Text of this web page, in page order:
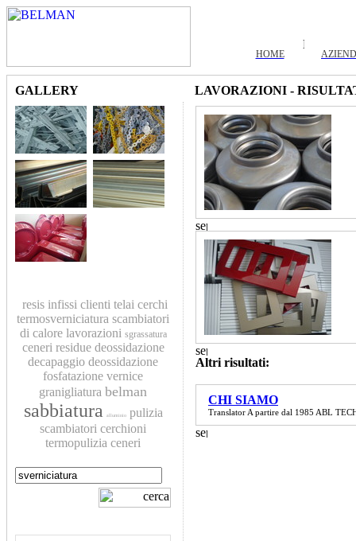
HOME
GALLERY LAVORAZIONI -
resis infissi clienti telai cerchi
termosverniciatura scambiatori
di calore lavorazioni sgrassatura
ceneri residue deossidazione
decapaggio deossidazione
fosfatazione vernice
granigliatura belman
sabbiatura alluminio
pulizia
scambiatori cerchioni
termopulizia ceneri
Altri risultati:
CHI SIAMO
Translator A partire dal 1985 ABL